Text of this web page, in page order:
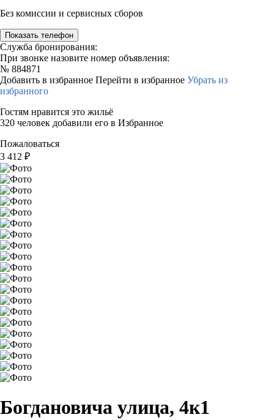
Без комиссии и сервисных сборов
Показать телефон
Служба бронирования:
При звонке назовите номер объявления:
№ 884871
Добавить в избранное Перейти в избранное Убрать из
избранного
Гостям нравится это жильё
320 человек добавили его в Избранное
Пожаловаться
3 412 ₽
Богдановича улица, 4к1